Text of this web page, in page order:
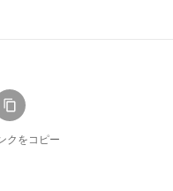
クをコピー